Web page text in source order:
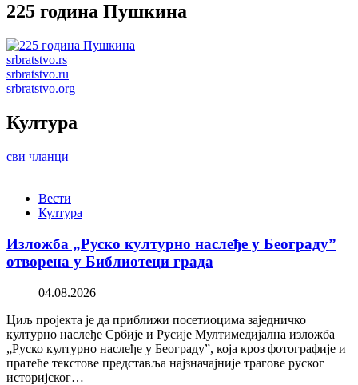
225 година Пушкина
srbratstvo.rs
srbratstvo.ru
srbratstvo.org
Култура
сви чланци
Вести
Култура
Изложба „Руско културно наслеђе у Београду”
отворена у Библиотеци града
04.08.2026
Циљ пројекта је да приближи посетиоцима заједничко
културно наслеђе Србије и Русије Мултимедијална изложба
„Руско културно наслеђе у Београду”, која кроз фотографије и
пратеће текстове представља најзначајније трагове руског
историјског…